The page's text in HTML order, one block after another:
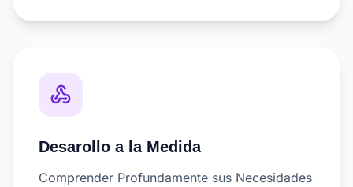
webhook
Desarollo a la Medida
Comprender Profundamente sus Necesidades